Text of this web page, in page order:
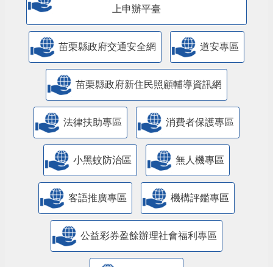
上申辦平臺
苗栗縣政府交通安全網 道安專區
苗栗縣政府新住民照顧輔導資訊網
法律扶助專區 消費者保護專區
小黑蚊防治區 無人機專區
客語推廣專區 機構評鑑專區
公益彩券盈餘辦理社會福利專區